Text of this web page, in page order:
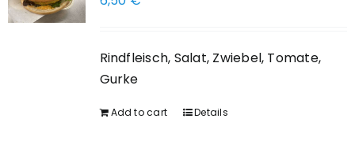
Rindfleisch, Salat, Zwiebel, Tomate,
Gurke
Add to cart Details